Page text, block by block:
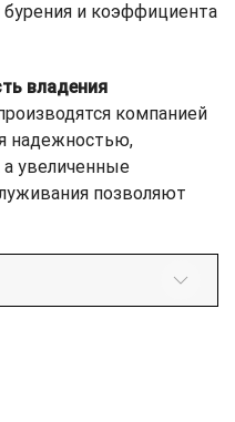
и коэффициента
владения
компанией
надежностью,
увеличенные
позволяют